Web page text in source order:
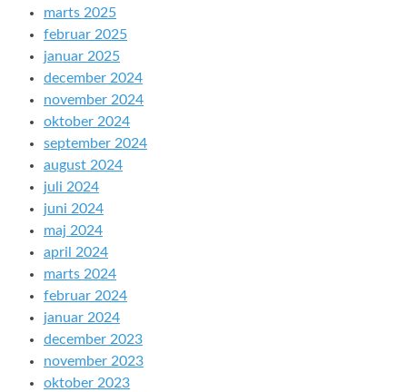
marts 2025
februar 2025
januar 2025
december 2024
november 2024
oktober 2024
september 2024
august 2024
juli 2024
juni 2024
maj 2024
april 2024
marts 2024
februar 2024
januar 2024
december 2023
november 2023
oktober 2023